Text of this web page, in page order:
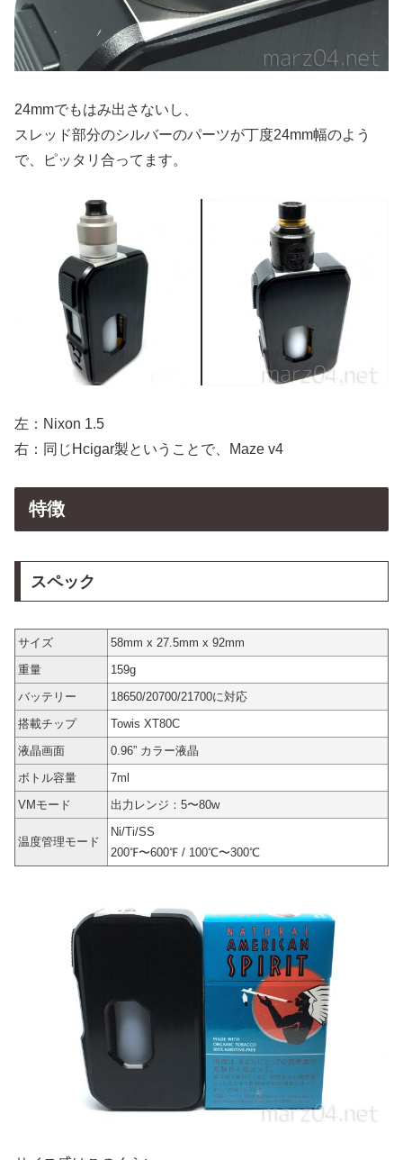
24mmでもはみ出さないし、
スレッド部分のシルバーのパーツが丁度24mm幅のよう
で、ピッタリ合ってます。
左：Nixon 1.5
右：同じHcigar製ということで、Maze v4
特徴
スペック
サイズ
58mm x 27.5mm x 92mm
重量
159g
バッテリー
18650/20700/21700に対応
搭載チップ
Towis XT80C
液晶画面
0.96” カラー液晶
ボトル容量
7ml
VMモード
出力レンジ：5〜80w
温度管理モード
Ni/Ti/SS
200℉〜600℉ / 100℃〜300℃